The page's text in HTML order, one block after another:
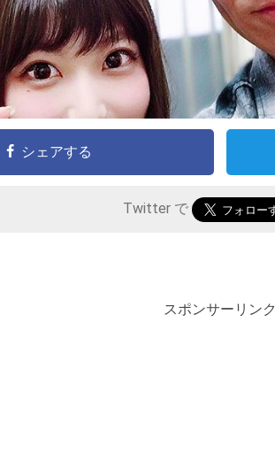
シェアする
Twitter で
スポンサーリンク